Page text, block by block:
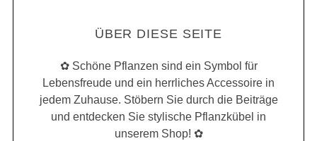
ÜBER DIESE SEITE
✿ Schöne Pflanzen sind ein Symbol für
Lebensfreude und ein herrliches Accessoire in
jedem Zuhause. Stöbern Sie durch die Beiträge
und entdecken Sie stylische Pflanzkübel in
unserem Shop! ✿